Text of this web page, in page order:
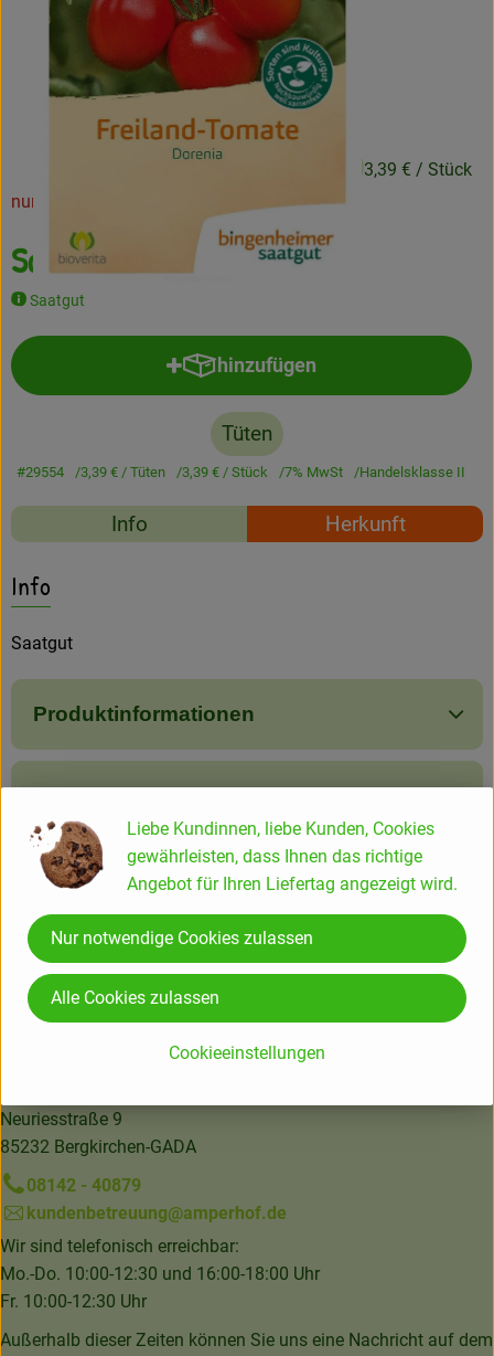
Frisches
Angebote
Haltbares
Drogerie
Gratis Ökokiste im Wert von 25 Euro
Amperhof-Blog
Entdecken
Über uns
Saat: Tomate Dorenia
Saatgut
3,39 € 3,39 € / Stück
nur noch 5 Tüten verfügbar!
hinzufügen
Produkt zum Warenkorb
Tüten
#29554 3,39 €/ Tüten 3,39 €/ Stück 7% MwSt Handelsklasse II
Rezepte
Info Herkunft
Info
Saatgut
Produktinformationen
Herkunft
Hersteller: BIN
Deutschland
Neuriesstraße 9
85232 Bergkirchen-GADA
08142 - 40879
kundenbetreuung@amperhof.de
Wir sind telefonisch erreichbar:
Mo.-Do. 10:00-12:30 und 16:00-18:00 Uhr
Fr. 10:00-12:30 Uhr
Außerhalb dieser Zeiten können Sie uns eine Nachricht auf dem
Liebe Kundinnen, liebe Kunden, Cookies
gewährleisten, dass Ihnen das richtige
Angebot für Ihren Liefertag angezeigt wird.
Cookieeinstellungen
Nur notwendige Cookies zulassen
Alle Cookies zulassen